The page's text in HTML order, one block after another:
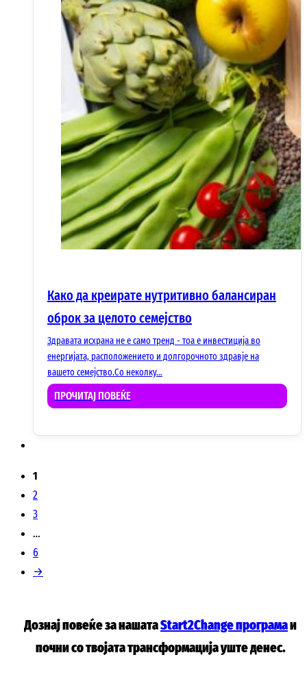
Како да креирате нутритивно балансиран
оброк за целото семејство
Здравата исхрана не е само тренд - тоа е инвестиција во
енергијата, расположението и долгорочното здравје на
вашето семејство.Со неколку…
ПРОЧИТАЈ ПОВЕЌЕ
1
2
3
…
6
→
Дознај повеќе за нашатаStart2Change програмаи
почни со твојата трансформација уште денес.